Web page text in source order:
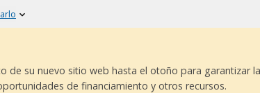
de su nuevo sitio web hasta el otoño para garantizar
de financiamiento y otros recursos.